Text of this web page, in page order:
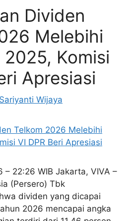
Dividen
Melebihi
Komisi
Apresiasi
Sariyanti Wijaya
– 22:26 WIB Jakarta, VIVA –
(Persero) Tbk
dividen yang dicapai
2026 mencapai angka